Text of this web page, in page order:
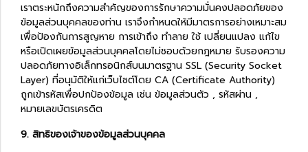
เราตระหนักถึงความสำคัญของการรักษาความมั่นคงปลอดภัยของ
ข้อมูลส่วนบุคคลของท่าน เราจึงกำหนดให้มีมาตรการอย่างเหมาะสม
เพื่อป้องกันการสูญหาย การเข้าถึง ทำลาย ใช้ เปลี่ยนแปลง แก้ไข
หรือเปิดเผยข้อมูลส่วนบุคคลโดยไม่ชอบด้วยกฎหมาย รับรองความ
ปลอดภัยทางอิเล็กทรอนิกส์บนมาตรฐาน SSL (Security Socket
Layer) ที่อนุมัติให้แก่เว็บไซต์โดย CA (Certificate Authority)
ถูกเข้ารหัสเพื่อปกป้องข้อมูล เช่น ข้อมูลส่วนตัว , รหัสผ่าน ,
หมายเลขบัตรเครดิต
9. สิทธิของเจ้าของข้อมูลส่วนบุคคล